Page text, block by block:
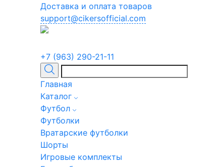
Доставка и оплата товаров
support@cikersofficial.com
+7 (963) 290-21-11
Главная
Каталог
Футбол
Футболки
Вратарские футболки
Шорты
Игровые комплекты